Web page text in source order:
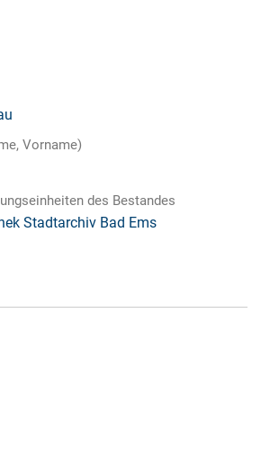
Vorname)
des Bestandes
Stadtarchiv Bad Ems